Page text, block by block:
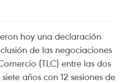
hoy una declaración
de las negociaciones
(TLC) entre las dos
años con 12 sesiones de